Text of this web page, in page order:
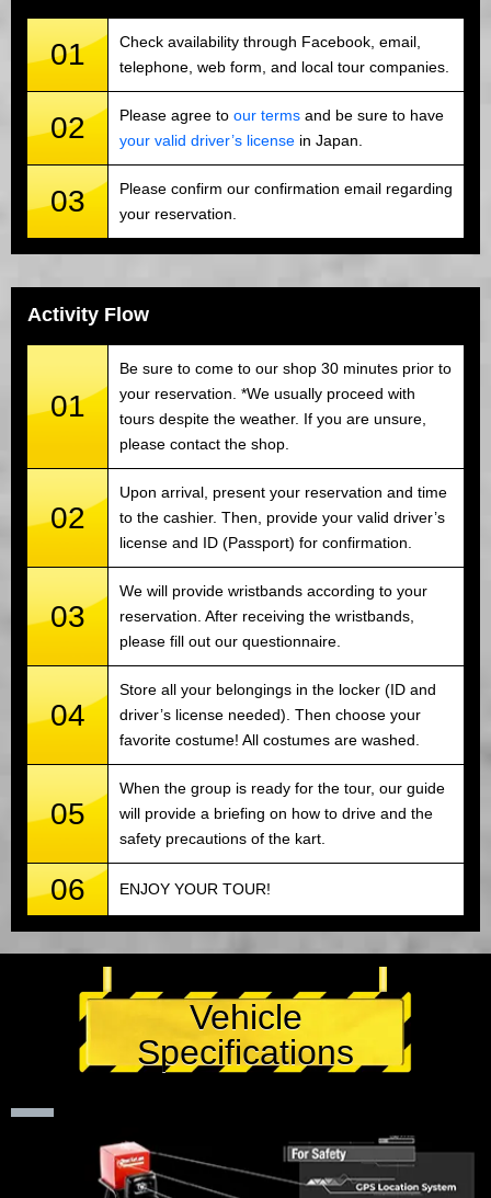
01
Check availability through Facebook, email,
telephone, web form, and local tour companies.
02 Please agree to our terms and be sure to have
your valid driver’s license in Japan.
03
Please confirm our confirmation email regarding
your reservation.
Activity Flow
01
Be sure to come to our shop 30 minutes prior to
your reservation. *We usually proceed with
tours despite the weather. If you are unsure,
please contact the shop.
02
Upon arrival, present your reservation and time
to the cashier. Then, provide your valid driver’s
license and ID (Passport) for confirmation.
03
We will provide wristbands according to your
reservation. After receiving the wristbands,
please fill out our questionnaire.
04
Store all your belongings in the locker (ID and
driver’s license needed). Then choose your
favorite costume! All costumes are washed.
05
When the group is ready for the tour, our guide
will provide a briefing on how to drive and the
safety precautions of the kart.
06 ENJOY YOUR TOUR!
Vehicle
Specifications